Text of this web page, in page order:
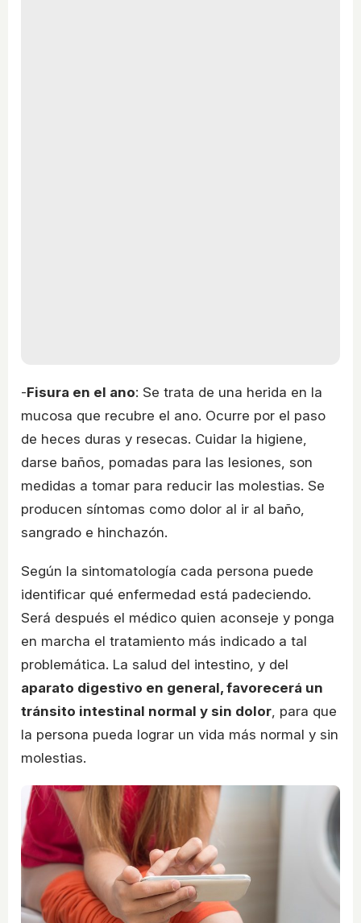
-Fisura en el ano: Se trata de una herida en la
mucosa que recubre el ano. Ocurre por el paso
de heces duras y resecas. Cuidar la higiene,
darse baños, pomadas para las lesiones, son
medidas a tomar para reducir las molestias. Se
producen síntomas como dolor al ir al baño,
sangrado e hinchazón.
Según la sintomatología cada persona puede
identificar qué enfermedad está padeciendo.
Será después el médico quien aconseje y ponga
en marcha el tratamiento más indicado a tal
problemática. La salud del intestino, y del
aparato digestivo en general, favorecerá un
tránsito intestinal normal y sin dolor , para que
la persona pueda lograr un vida más normal y sin
molestias.